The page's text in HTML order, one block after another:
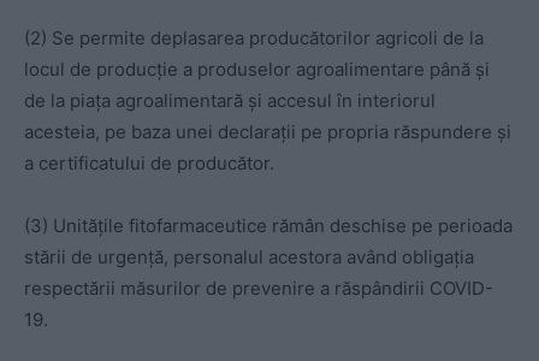
(2) Se permite deplasarea producătorilor agricoli de la
locul de producție a produselor agroalimentare până și
de la piața agroalimentară și accesul în interiorul
acesteia, pe baza unei declarații pe propria răspundere și
a certificatului de producător.
(3) Unitățile fitofarmaceutice rămân deschise pe perioada
stării de urgență, personalul acestora având obligația
respectării măsurilor de prevenire a răspândirii COVID-
19.